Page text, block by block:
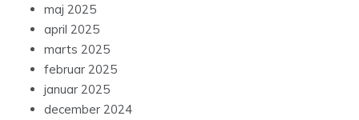
maj 2025
april 2025
marts 2025
februar 2025
januar 2025
december 2024